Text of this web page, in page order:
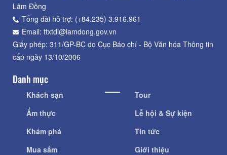
Lâm Đồng
Tổng đài hỗ trợ: (+84.235) 3.916.961
Email: ttxtdl@lamdong.gov.vn
Giấy phép: 311/GP-BC do Cục Báo chí - Bộ Văn hóa Thông tin
cấp ngày 13/10/2006
Danh mục
Khách sạn
Ẩm thực
Khám phá
Mua sắm
Tour
Lễ hội & Sự kiện
Tin tức
Giới thiệu